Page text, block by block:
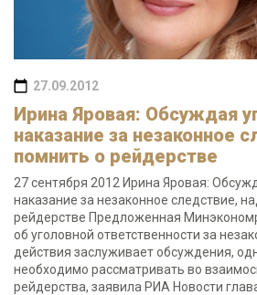
27.09.2012
Ирина Яровая: Обсуждая
наказание за незаконное
помнить о рейдерстве
27 сентября 2012 Ирина Яровая:
наказание за незаконное следствие,
рейдерстве Предложенная
об уголовной ответственности за
действия заслуживает обсуждения,
необходимо рассматривать во
рейдерства, заявила РИА Новости